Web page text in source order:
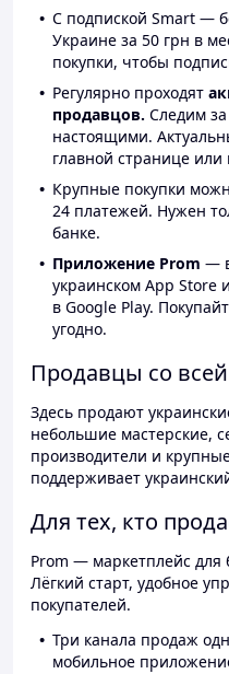
С подпиской Smart —
Украине за 50 грн в
покупки, чтобы
Регулярно проходят
продавцов. Следим
настоящими.
главной странице
Крупные покупки
24 платежей. Нужен
банке.
Приложение Prom —
украинском App Store
в Google Play.
угодно.
Продавцы со
Здесь продают
небольшие мастерские,
производители и
поддерживает
Для тех, кто
Prom — маркетплейс для
Лёгкий старт, удобное
покупателей.
Три канала продаж
мобильное